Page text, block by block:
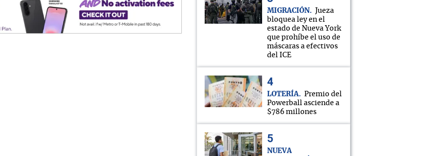
MIGRACIÓN
Jueza
bloquea ley en el
estado de Nueva York
que prohíbe el uso de
máscaras a efectivos
del ICE
LOTERÍA
Premio del
Powerball asciende a
$786 millones
NUEVA